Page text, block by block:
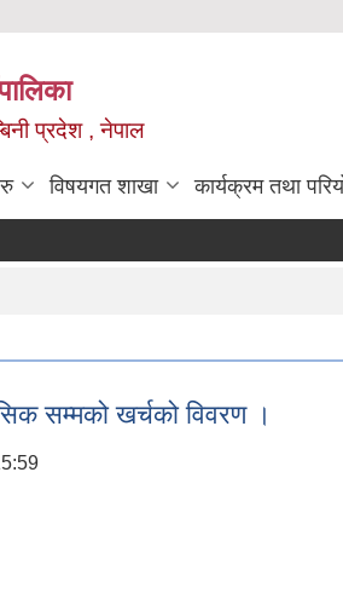
प्रदेश , नेपाल
विषयगत शाखा कार्यक्रम तथा
सम्मको खर्चको विवरण ।